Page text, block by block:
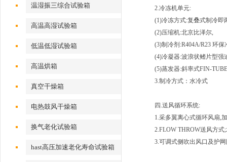
温湿振三综合试验箱
高温高湿试验箱
低温低湿试验箱
高温烘箱
真空干燥箱
电热鼓风干燥箱
换气老化试验箱
hast高压加速老化寿命试验箱
2.冷冻机单元:
(1)冷冻方式:复叠式制冷即
(2)压缩机:北京比泽尔,
(3)制冷剂:R404A/R23 环
(4)冷凝器:波浪状鳍片型强
(5)蒸发器:斜率式FIN-
3.制冷方式：水冷式
四.送风循环系统:
1.采多翼离心式循环风扇,
2.FLOW THROW送风方
3.可调式侧吹出风口及护